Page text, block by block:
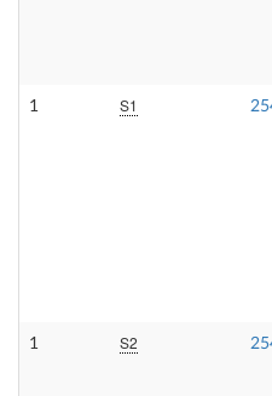
1 S1
1 S2